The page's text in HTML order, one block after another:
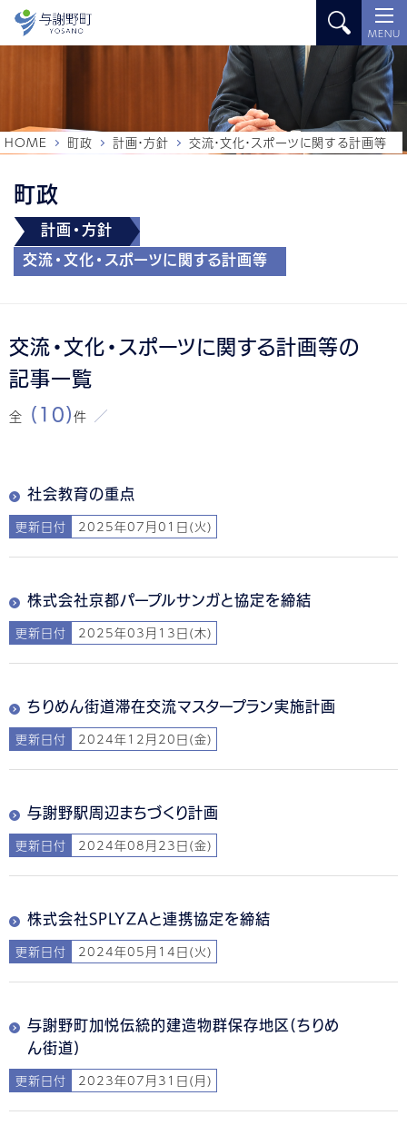
MENU
町政
計画・方針
交流・文化・スポーツに関する計画等
HOME 町政 計画・方針 交流・文化・スポーツに関する計画等
交流・文化・スポーツに関する計画等の
記事一覧
全 (10)件
社会教育の重点
更新日付 2025年07月01日(火)
株式会社京都パープルサンガと協定を締結
更新日付 2025年03月13日(木)
ちりめん街道滞在交流マスタープラン実施計画
更新日付 2024年12月20日(金)
与謝野駅周辺まちづくり計画
更新日付 2024年08月23日(金)
株式会社SPLYZAと連携協定を締結
更新日付 2024年05月14日(火)
与謝野町加悦伝統的建造物群保存地区(ちりめ
ん街道)
更新日付 2023年07月31日(月)